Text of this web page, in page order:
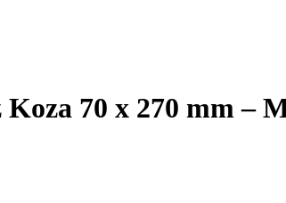
70 x 270 mm –